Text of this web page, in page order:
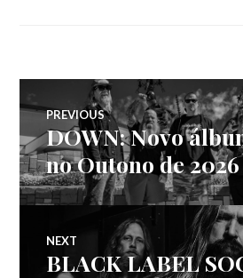
Navegação
de
artigos
PREVIOUS
Previous
post:
DOWN: Novo
no Outono de 2026
NEXT
Next
BLACK LABEL